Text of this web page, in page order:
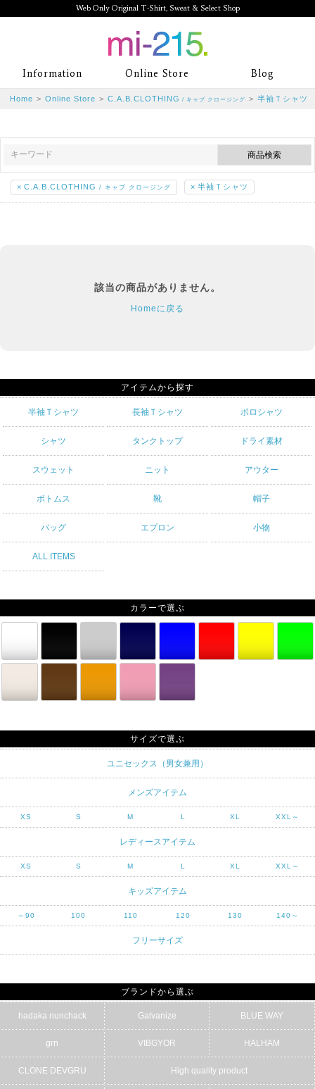
Web Only Original T-Shirt, Sweat & Select Shop
mi-215. Web Only Original T-Shirt,
Sweat & Select Shop mi-215. Tシャ
ランド専門通販
Information Online Store Blog
Home > Online Store > C.A.B.CLOTHING / キャブ クロージング > 半袖Ｔシャツ
× C.A.B.CLOTHING / キャブ クロージング × 半袖Ｔシャツ
該当の商品がありません。
Homeに戻る
アイテムから探す
半袖Ｔシャツ 長袖Ｔシャツ ポロシャツ
シャツ タンクトップ ドライ素材
スウェット ニット アウター
ボトムス 靴 帽子
バッグ エプロン 小物
ALL ITEMS
カラーで選ぶ
サイズで選ぶ
ユニセックス（男女兼用）
メンズアイテム
XS S M L XL XXL～
レディースアイテム
XS S M L XL XXL～
キッズアイテム
～90 100 110 120 130 140～
フリーサイズ
ブランドから選ぶ
hadaka nunchack Galvanize BLUE WAY
grn VIBGYOR HALHAM
CLONE DEVGRU High quality product